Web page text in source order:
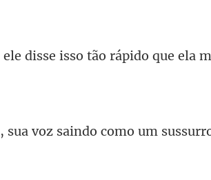
ele disse isso tão rápido qu
sua voz saindo como um sus